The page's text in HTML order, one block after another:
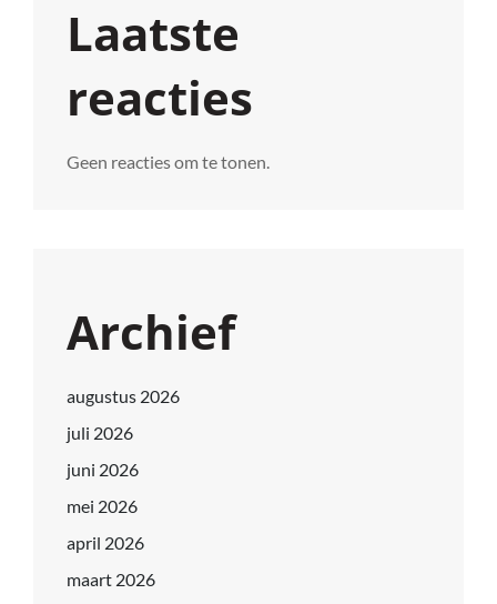
Laatste
reacties
Geen reacties om te tonen.
Archief
augustus 2026
juli 2026
juni 2026
mei 2026
april 2026
maart 2026